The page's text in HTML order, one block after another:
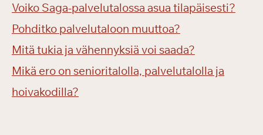
Voiko Saga-palvelutalossa asua tilapäisesti?
Pohditko palvelutaloon muuttoa?
Mitä tukia ja vähennyksiä voi saada?
Mikä ero on senioritalolla, palvelutalolla ja
hoivakodilla?